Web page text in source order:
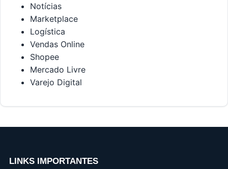
Notícias
Marketplace
Logística
Vendas Online
Shopee
Mercado Livre
Varejo Digital
LINKS IMPORTANTES